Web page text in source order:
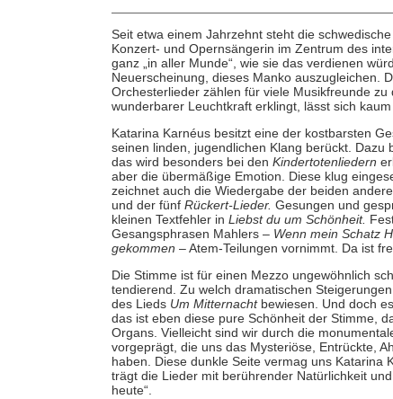
Seit etwa einem Jahrzehnt steht die
Konzert- und Opernsängerin im Zentrum des
ganz „in aller Munde“, wie sie das verdienen
Neuerscheinung, dieses Manko auszugleichen.
Orchesterlieder zählen für viele Musikfreunde
wunderbarer Leuchtkraft erklingt, lässt sich
Katarina Karnéus besitzt eine der kostbarsten
seinen linden, jugendlichen Klang berückt. Dazu
das wird besonders bei den Kindertotenliedern
aber die übermäßige Emotion. Diese klug
zeichnet auch die Wiedergabe der beiden
und der fünf Rückert-Lieder. Gesungen und
kleinen Textfehler in Liebst du um Schönheit.
Gesangsphrasen Mahlers – Wenn mein Schatz
gekommen – Atem-Teilungen vornimmt. Da ist
Die Stimme ist für einen Mezzo ungewöhnlich
tendierend. Zu welch dramatischen
des Lieds Um Mitternachtbewiesen. Und doch
das ist eben diese pure Schönheit der Stimme,
Organs. Vielleicht sind wir durch die
vorgeprägt, die uns das Mysteriöse, Entrückte,
haben. Diese dunkle Seite vermag uns Katarina
trägt die Lieder mit berührender Natürlichkeit
heute“.